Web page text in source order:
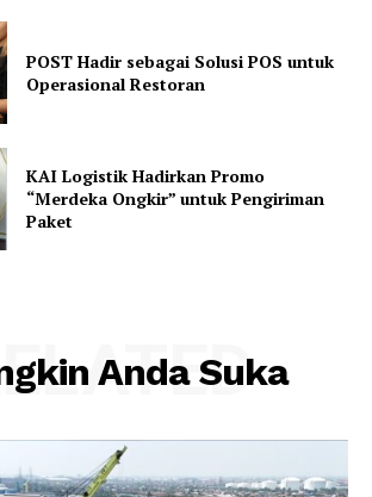
POST Hadir sebagai Solusi POS untuk
Operasional Restoran
KAI Logistik Hadirkan Promo
“Merdeka Ongkir” untuk Pengiriman
Paket
Anda Suka